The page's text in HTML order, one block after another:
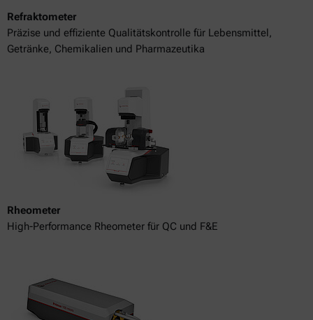
Refraktometer
Präzise und effiziente Qualitätskontrolle für Lebensmittel,
Getränke, Chemikalien und Pharmazeutika
Rheometer
High-Performance Rheometer für QC und F&E